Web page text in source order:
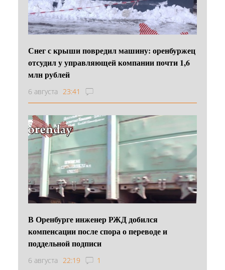
Снег с крыши повредил машину: оренбуржец
отсудил у управляющей компании почти 1,6
млн рублей
6 августа 23:41
В Оренбурге инженер РЖД добился
компенсации после спора о переводе и
поддельной подписи
6 августа 22:19 1